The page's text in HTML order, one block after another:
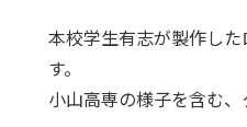
本校学生有志が製作し
す。
小山高専の様子を含む、